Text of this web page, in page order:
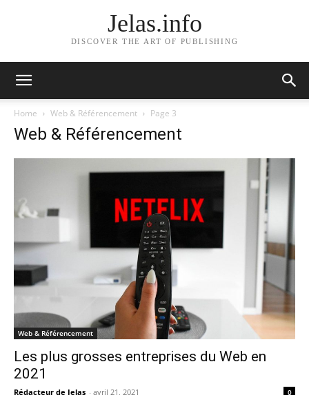
Jelas.info
DISCOVER THE ART OF PUBLISHING
Home Web & Référencement Page 3
Web & Référencement
Web & Référencement
Les plus grosses entreprises du Web en
2021
Rédacteur de Jelas - avril 21, 2021 0